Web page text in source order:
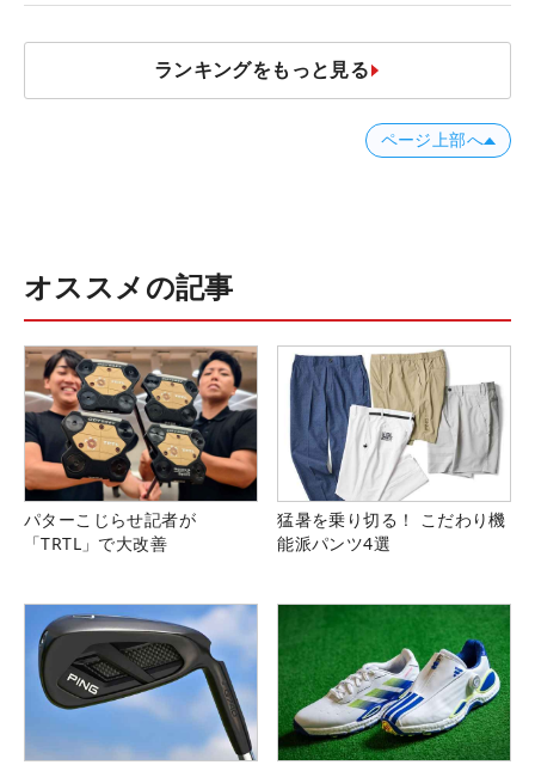
ランキングをもっと見る
ページ上部へ
オススメの記事
パターこじらせ記者が
「TRTL」で大改善
猛暑を乗り切る！ こだわり機
能派パンツ4選